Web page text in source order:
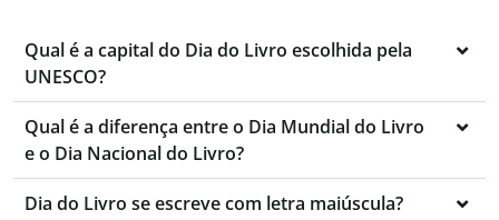
Qual é a capital do Dia do Livro escolhida pela
UNESCO?
Qual é a diferença entre o Dia Mundial do Livro
e o Dia Nacional do Livro?
Dia do Livro se escreve com letra maiúscula?